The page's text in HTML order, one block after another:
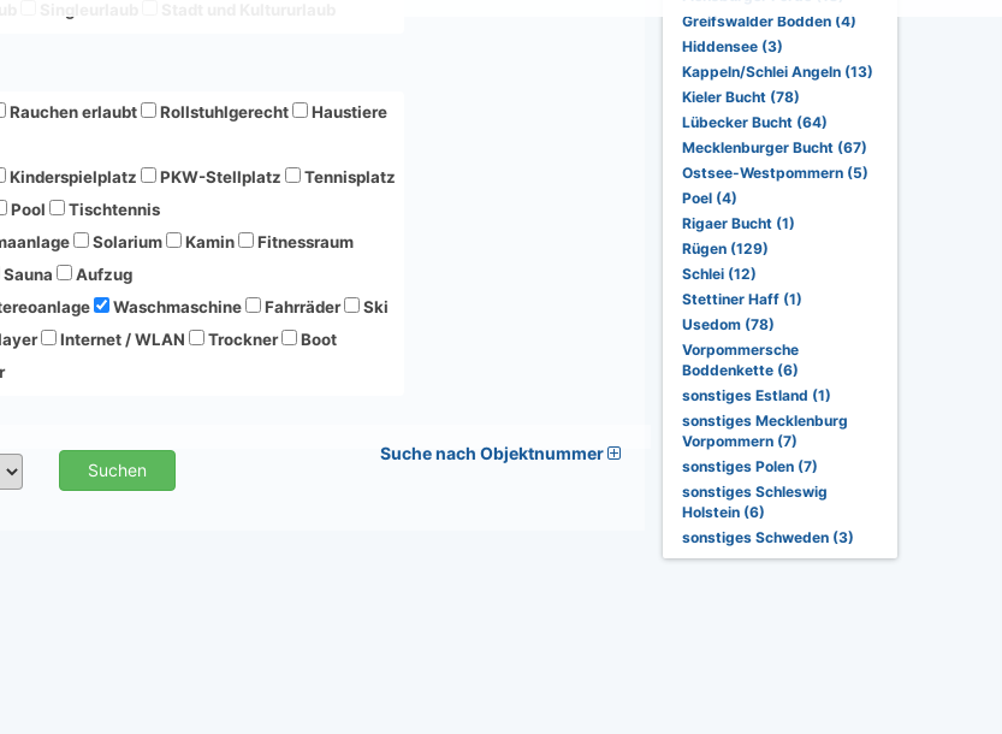
Rauchen erlaubt Rollstuhlgerecht
Haustiere
Kinderspielplatz PKW-Stellplatz
Tennisplatz
Pool
Tischtennis
Solarium Kamin
Fitnessraum
Sauna
Aufzug
Waschmaschine Fahrräder
Ski
Internet / WLAN Trockner
Boot
Suchen
Suche nach Objektnummer
Greifswalder Bodden (4)
Hiddensee (3)
Kappeln/Schlei Angeln (13)
Kieler Bucht (78)
Lübecker Bucht (64)
Mecklenburger Bucht (67)
Ostsee-Westpommern (5)
Poel (4)
Rigaer Bucht (1)
Rügen (129)
Schlei (12)
Stettiner Haff (1)
Usedom (78)
Vorpommersche
Boddenkette (6)
sonstiges Estland (1)
sonstiges Mecklenburg
Vorpommern (7)
sonstiges Polen (7)
sonstiges Schleswig
Holstein (6)
sonstiges Schweden (3)